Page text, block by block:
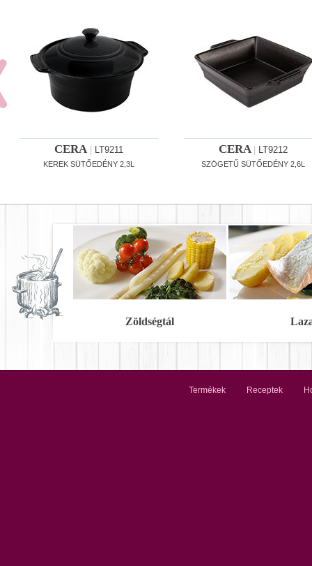
CERA LT9211
KEREK SÜTŐEDÉNY 2,3L
CERA LT9212
SZÖGETŰ SÜTŐEDÉNY 2,6L
Zöldségtál
Termékek Receptek